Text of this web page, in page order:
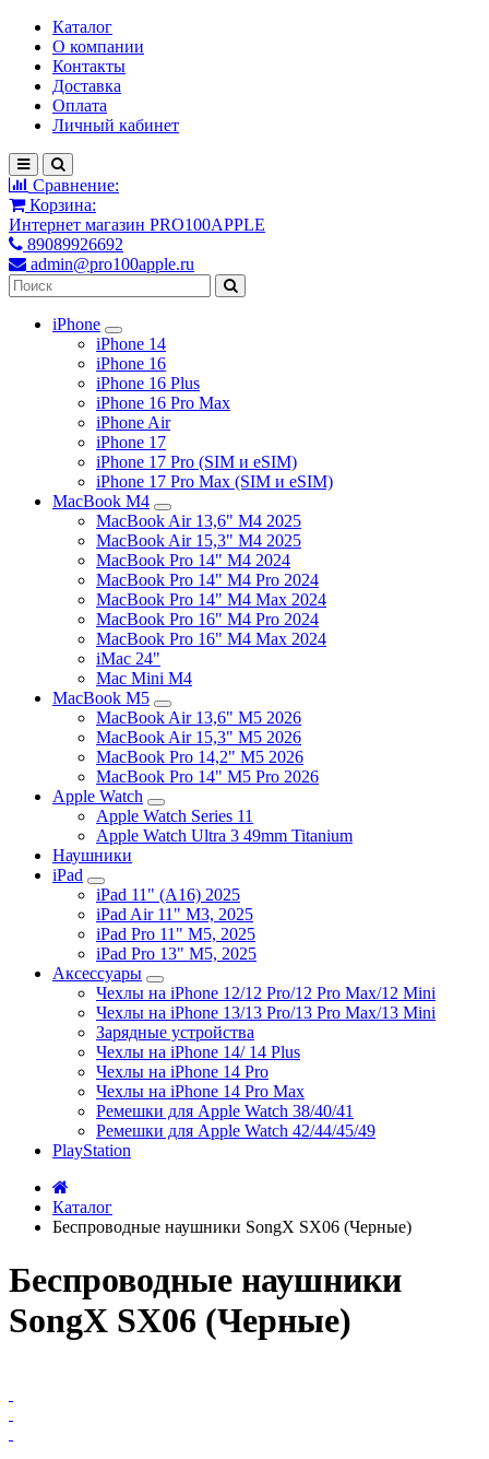
Каталог
О компании
Контакты
Доставка
Оплата
Личный кабинет
Сравнение:
Корзина:
Интернет магазин PRO100APPLE
89089926692
admin@pro100apple.ru
iPhone
iPhone 14
iPhone 16
iPhone 16 Plus
iPhone 16 Pro Max
iPhone Air
iPhone 17
iPhone 17 Pro (SIM и eSIM)
iPhone 17 Pro Max (SIM и eSIM)
MacBook M4
MacBook Air 13,6" M4 2025
MacBook Air 15,3" M4 2025
MacBook Pro 14" M4 2024
MacBook Pro 14" M4 Pro 2024
MacBook Pro 14" M4 Max 2024
MacBook Pro 16" M4 Pro 2024
MacBook Pro 16" M4 Max 2024
iMac 24"
Mac Mini M4
MacBook M5
MacBook Air 13,6" M5 2026
MacBook Air 15,3" M5 2026
MacBook Pro 14,2" M5 2026
MacBook Pro 14" M5 Pro 2026
Apple Watch
Apple Watch Series 11
Apple Watch Ultra 3 49mm Titanium
Наушники
iPad
iPad 11" (A16) 2025
iPad Air 11" M3, 2025
iPad Pro 11" M5, 2025
iPad Pro 13" M5, 2025
Аксессуары
Чехлы на iPhone 12/12 Pro/12 Pro Max/12 Mini
Чехлы на iPhone 13/13 Pro/13 Pro Max/13 Mini
Зарядные устройства
Чехлы на iPhone 14/ 14 Plus
Чехлы на iPhone 14 Pro
Чехлы на iPhone 14 Pro Max
Ремешки для Apple Watch 38/40/41
Ремешки для Apple Watch 42/44/45/49
PlayStation
Каталог
Беспроводные наушники SongX SX06 (Черные)
Беспроводные наушники
SongX SX06 (Черные)